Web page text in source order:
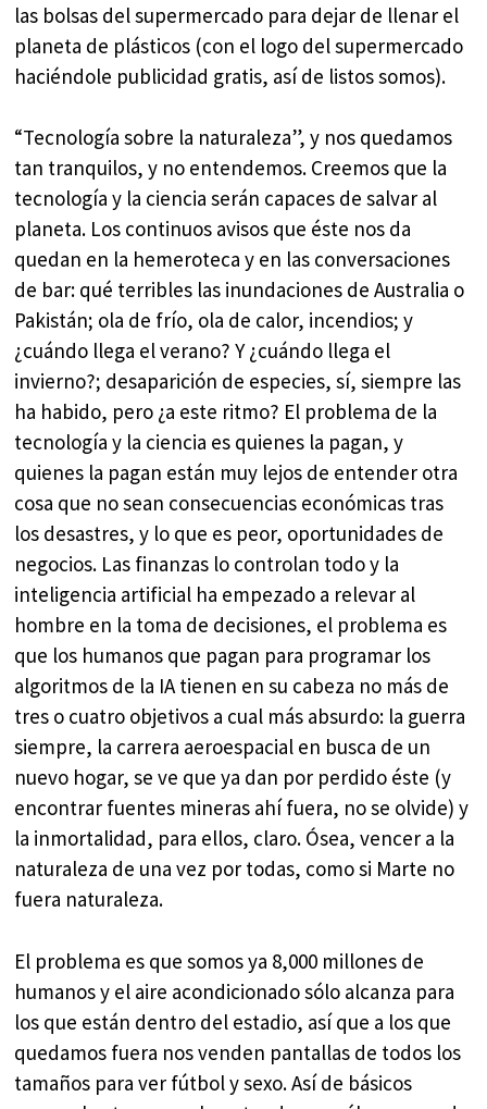
las bolsas del supermercado para dejar de llenar el
planeta de plásticos (con el logo del supermercado
haciéndole publicidad gratis, así de listos somos).
“Tecnología sobre la naturaleza”, y nos quedamos
tan tranquilos, y no entendemos. Creemos que la
tecnología y la ciencia serán capaces de salvar al
planeta. Los continuos avisos que éste nos da
quedan en la hemeroteca y en las conversaciones
de bar: qué terribles las inundaciones de Australia o
Pakistán; ola de frío, ola de calor, incendios; y
¿cuándo llega el verano? Y ¿cuándo llega el
invierno?; desaparición de especies, sí, siempre las
ha habido, pero ¿a este ritmo? El problema de la
tecnología y la ciencia es quienes la pagan, y
quienes la pagan están muy lejos de entender otra
cosa que no sean consecuencias económicas tras
los desastres, y lo que es peor, oportunidades de
negocios. Las finanzas lo controlan todo y la
inteligencia artificial ha empezado a relevar al
hombre en la toma de decisiones, el problema es
que los humanos que pagan para programar los
algoritmos de la IA tienen en su cabeza no más de
tres o cuatro objetivos a cual más absurdo: la guerra
siempre, la carrera aeroespacial en busca de un
nuevo hogar, se ve que ya dan por perdido éste (y
encontrar fuentes mineras ahí fuera, no se olvide) y
la inmortalidad, para ellos, claro. Ósea, vencer a la
naturaleza de una vez por todas, como si Marte no
fuera naturaleza.
El problema es que somos ya 8,000 millones de
humanos y el aire acondicionado sólo alcanza para
los que están dentro del estadio, así que a los que
quedamos fuera nos venden pantallas de todos los
tamaños para ver fútbol y sexo. Así de básicos